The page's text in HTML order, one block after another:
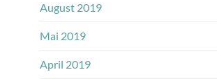
August 2019
Mai 2019
April 2019